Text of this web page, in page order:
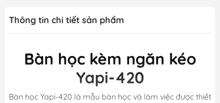
Thông tin chi tiết sản phẩm
Bàn học kèm ngăn kéo
Yapi-420
Bàn học Yapi-420 là mẫu bàn học và làm việc được thiết